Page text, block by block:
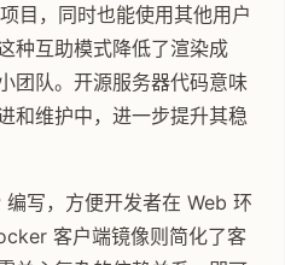
目，同时也能使用其他用户
种互助模式降低了渲染成
团队。开源服务器代码意味
和维护中，进一步提升其稳
写，方便开发者在 Web 环
客户端镜像则简化了客